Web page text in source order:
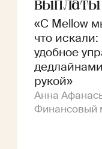
выплаты
«С Mellow
что
удобное
рукой»
Анна
Финансовый